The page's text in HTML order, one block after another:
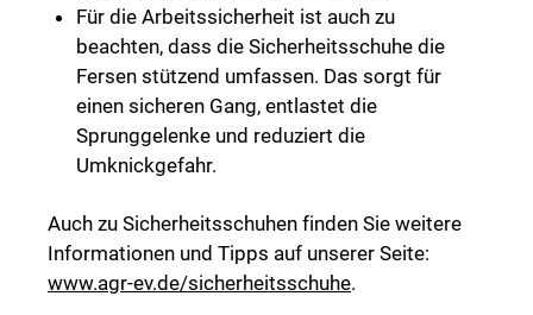
Für die Arbeitssicherheit ist auch zu
beachten, dass die Sicherheitsschuhe die
Fersen stützend umfassen. Das sorgt für
einen sicheren Gang, entlastet die
Sprunggelenke und reduziert die
Umknickgefahr.
Auch zu Sicherheitsschuhen finden Sie weitere
Informationen und Tipps auf unserer Seite:
www.agr-ev.de/sicherheitsschuhe.